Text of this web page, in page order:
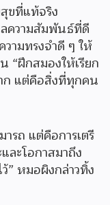
ขที่แท้จริง
ลความสัมพันธ์ที่ดี
วามทรงจำดี ๆ ให้
“ฝึกสมองให้เรียก
ก แต่คือสิ่งที่ทุกคน
ารถ แต่คือการเตรี
ละโอกาสมาถึง
” หมอผิงกล่าวทิ้ง